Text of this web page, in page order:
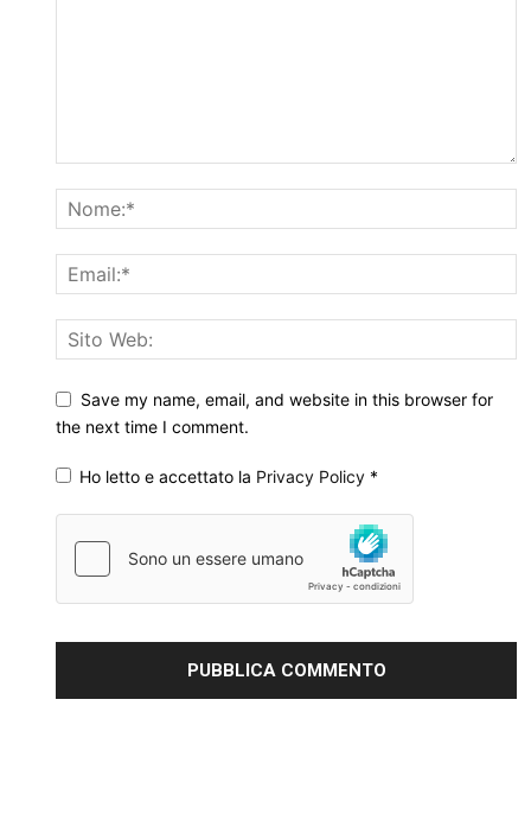
Save my name, email, and website in this browser for
the next time I comment.
Ho letto e accettato la Privacy Policy *